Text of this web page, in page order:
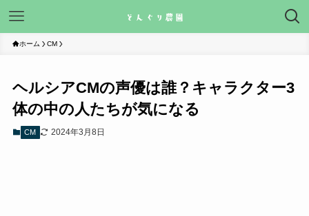
ホーム CM
ヘルシアCMの声優は誰？キャラクター3
体の中の人たちが気になる
CM 2024年3月8日